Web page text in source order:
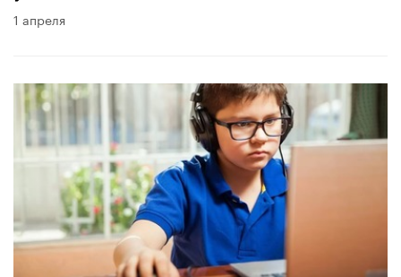
1 апреля